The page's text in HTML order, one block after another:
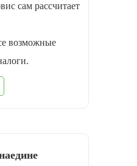
сам рассчитает
возможные